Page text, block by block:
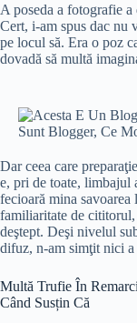
A poseda a fotografie
Cert, i-am spus dac nu
pe locul să. Era o poz
dovadă să multă
Dar ceea care
e, pri de toate, limbajul
fecioară mina
familiaritate de
deştept. Deşi nivelul
difuz, n-am simţit nici a
Multă Trufie În
Când Susțin Că